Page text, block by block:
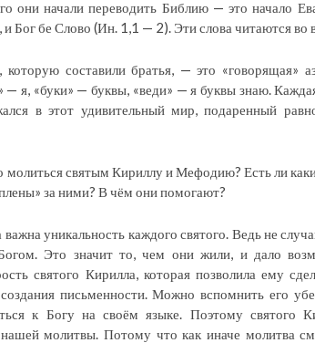
они начали переводить Библию — это начало
и Бог бе Слово (Ин. 1,1 — 2). Эти слова читаются
которую составили братья, — это «говорящая»
— я, «буки» — буквы, «веди» — я буквы знаю.
в этот удивительный мир, подаренный
святым Кириллу и Мефодию? Есть ли
за ними? В чём они помогают?
важна уникальность каждого святого. Ведь не
Это значит то, чем они жили, и дало
святого Кирилла, которая позволила ему
письменности. Можно вспомнить его
к Богу на своём языке. Поэтому святого
молитвы. Потому что как иначе молитва